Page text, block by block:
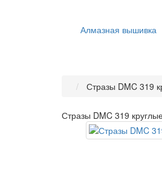
Алмазная вышивка
Стразы DMC 319
Стразы DMC 319